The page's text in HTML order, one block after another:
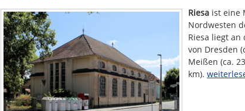
Riesa ist eine
Nordwesten
Riesa liegt an
von Dresden
Meißen (ca.
km).